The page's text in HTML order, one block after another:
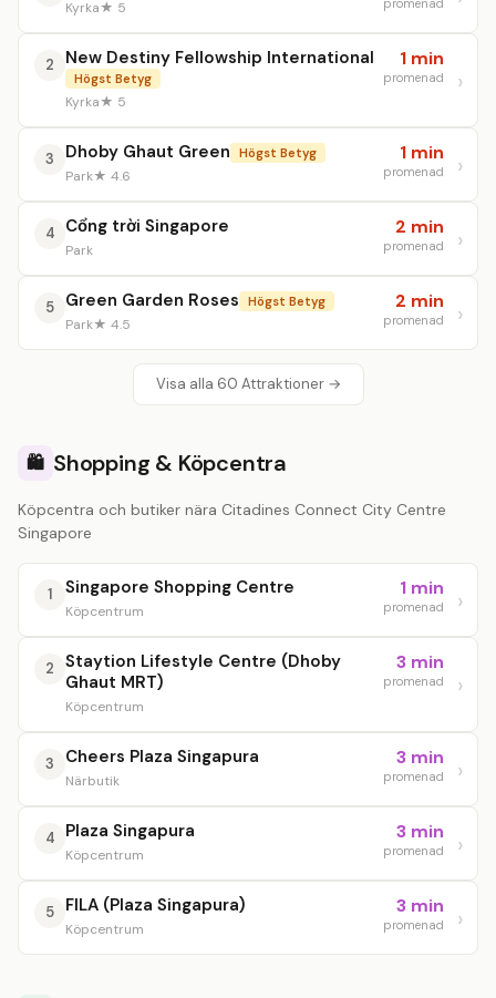
Kyrka★ 5 promenad
2 New Destiny Fellowship International
Högst Betyg
Kyrka★ 5
1 min
promenad
3 Dhoby Ghaut Green Högst Betyg
Park★ 4.6
1 min
promenad
4 Cổng trời Singapore
Park
2 min
promenad
5 Green Garden Roses Högst Betyg
Park★ 4.5
2 min
promenad
Visa alla 60 Attraktioner →
🛍️ Shopping & Köpcentra
Köpcentra och butiker nära Citadines Connect City Centre
Singapore
1 Singapore Shopping Centre
Köpcentrum
1 min
promenad
2
Staytion Lifestyle Centre (Dhoby
Ghaut MRT)
Köpcentrum
3 min
promenad
3 Cheers Plaza Singapura
Närbutik
3 min
promenad
4 Plaza Singapura
Köpcentrum
3 min
promenad
5 FILA (Plaza Singapura)
Köpcentrum
3 min
promenad